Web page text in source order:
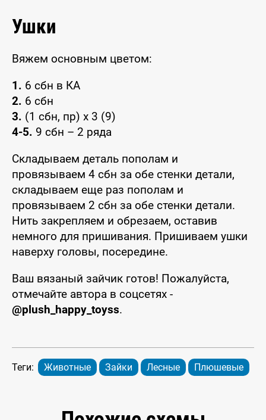
Ушки
Вяжем основным цветом:
1. 6 сбн в КА
2. 6 сбн
3. (1 сбн, пр) х 3 (9)
4-5. 9 сбн – 2 ряда
Складываем деталь пополам и
провязываем 4 сбн за обе стенки детали,
складываем еще раз пополам и
провязываем 2 сбн за обе стенки детали.
Нить закрепляем и обрезаем, оставив
немного для пришивания. Пришиваем ушки
наверху головы, посередине.
Ваш вязаный зайчик готов! Пожалуйста,
отмечайте автора в соцсетях -
@plush_happy_toyss.
Теги: Животные Зайки Лесные Плюшевые